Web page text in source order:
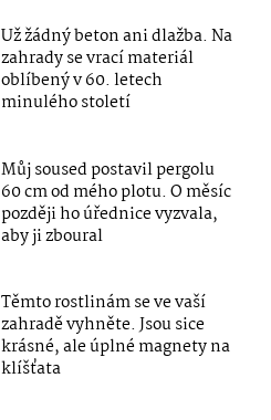
Už žádný beton ani dlažba. Na
zahrady se vrací materiál
oblíbený v 60. letech
minulého století
Můj soused postavil pergolu
60 cm od mého plotu. O měsíc
později ho úřednice vyzvala,
aby ji zboural
Těmto rostlinám se ve vaší
zahradě vyhněte. Jsou sice
krásné, ale úplné magnety na
klíšťata